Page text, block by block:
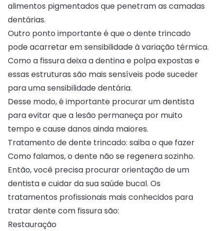
alimentos pigmentados que penetram as camadas
dentárias.
Outro ponto importante é que o dente trincado
pode acarretar em sensibilidade à variação térmica.
Como a fissura deixa a dentina e polpa expostas e
essas estruturas são mais sensíveis pode suceder
para uma sensibilidade dentária.
Desse modo, é importante procurar um dentista
para evitar que a lesão permaneça por muito
tempo e cause danos ainda maiores.
Tratamento de dente trincado: saiba o que fazer
Como falamos, o dente não se regenera sozinho.
Então, você precisa procurar orientação de um
dentista e cuidar da sua saúde bucal. Os
tratamentos profissionais mais conhecidos para
tratar dente com fissura são:
Restauração